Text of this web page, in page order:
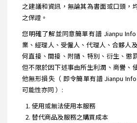
之建議和資訊，無論其為書面或口頭，
之保證。
您明確了解並同意簡單有譜 Jianpu
業、經理人、受僱人、代理人、合夥人
何直接、間接、附隨、特別、衍生、懲
但不限於因下述事由所生利潤、商譽、
他無形損失（ 即令簡單有譜 Jianpu
可能性亦同 ）:
使用或無法使用本服務
替代商品及服務之購買成本